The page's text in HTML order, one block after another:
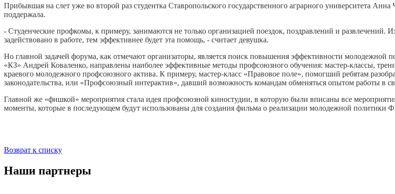
Прибывшая на слет уже во второй раз студентка Ставропольского государственного аграрного университета
поддержала.
- Студенческие профкомы, к примеру, занимаются не только организацией поездок, поздравлений и развлечений.
задействовано в работе, тем эффективнее будет эта помощь, - считает девушка.
Но главной задачей форума, как отмечают организаторы, является поиск повышения эффективности молодежной
«КЗ» Андрей Коваленко, направлены наиболее эффективные методы профсоюзного обучения: мастер-классы,
краевого молодежного профсоюзного актива. К примеру, мастер-класс «Правовое поле», помогший ребятам
законодательства, или «Профсоюзный интерактив», давший возможность командам обменяться опытом работы в
Главной же «фишкой» мероприятия стала идея профсоюзной киностудии, в которую были вписаны все
моменты, которые в последующем будут использованы для создания фильма о реализации молодежной политики
Возврат к списку
Наши партнеры